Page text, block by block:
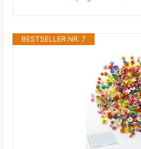
BESTSELLER NR. 7